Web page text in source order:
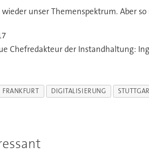
unser Themenspektrum. Aber so
Chefredakteur der Instandhaltung:
FRANKFURT DIGITALISIERUNG